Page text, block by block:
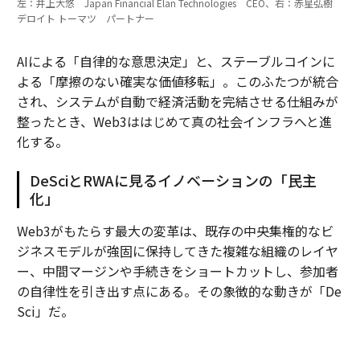
左：井上大悠 Japan Financial Elan Technologies CEO、右：赤星弘樹
デロイト トーマツ パートナー
AIによる「自律的な意思決定」と、ステーブルコインに
よる「摩擦のない確実な価値移転」。このふたつが統合
され、システムが自動で経済活動を完結させる仕組みが
整ったとき、Web3ははじめて真の社会インフラへと進
化する。
DeSciとRWAに見るイノベーションの「民主
化」
Web3がもたらす最大の変革は、既存の中央集権的なビ
ジネスモデルが強固に保持してきた複雑な組織のレイヤ
ー、中間マージンや手続きをショートカットし、参加者
の自律性を引き出す点にある。その象徴的な動きが「De
Sci」だ。